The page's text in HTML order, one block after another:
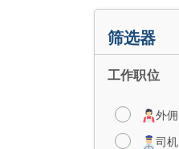
筛选器
工作职位
外佣
司机